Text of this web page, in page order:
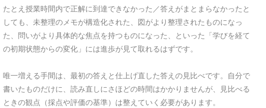
たとえ授業時間内で正解に到達できなかった／答えがまとまらなかったと
しても、未整理のメモが構造化された、図がより整理されたものになっ
た、問いがより具体的な焦点を持つものになった、といった「学びを経て
の初期状態からの変化」には進歩が見て取れるはずです。
唯一増える手間は、最初の答えと仕上げ直した答えの見比べです。自分で
書いたものだけに、読み直しにさほどの時間はかかりませんが、見比べる
ときの観点（採点や評価の基準）は整えていく必要があります。